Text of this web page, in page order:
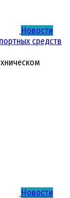
Новости
средств
Новости